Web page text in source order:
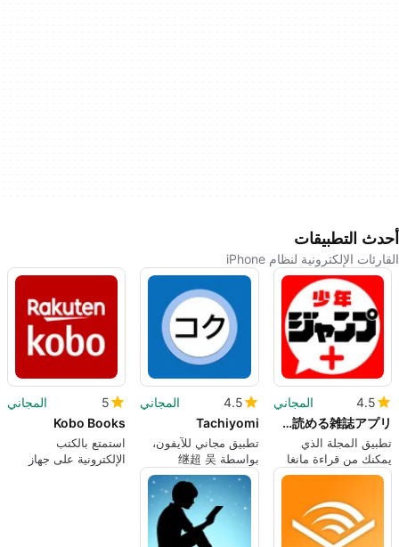
أحدث التطبيقات
القارئات الإلكترونية لنظام iPhone
4.5
المجاني
少年ジャンプ 人気漫画が読める雑誌アプリ
تطبيق المجلة الذي
يمكنك من قراءة مانغا
شونين جمب الشهيرة
4.5
المجاني
Tachiyomi
تطبيق مجاني للآيفون،
بواسطة 继超 吴
5
المجاني
Kobo Books
استمتع بالكتب
الإلكترونية على جهاز